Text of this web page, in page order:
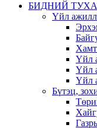
БИДНИЙ
Үйл
Үйл
Үйл
Үйл
Бүтэц,